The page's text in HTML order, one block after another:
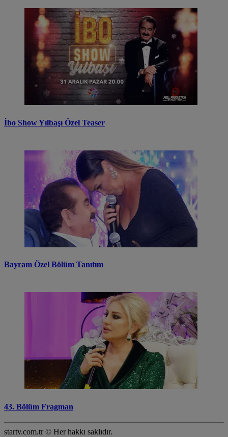
İbo Show Yılbaşı Özel Teaser
Bayram Özel Bölüm Tanıtım
43. Bölüm Fragman
startv.com.tr © Her hakkı saklıdır.